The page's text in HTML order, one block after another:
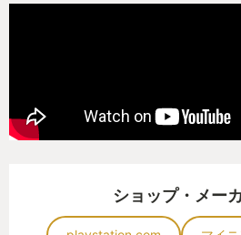
ショップ・メー